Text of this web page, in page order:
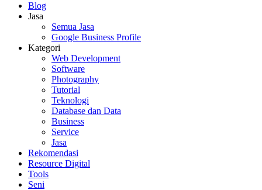
Blog
Jasa
Semua Jasa
Google Business Profile
Kategori
Web Development
Software
Photography
Tutorial
Teknologi
Database dan Data
Business
Service
Jasa
Rekomendasi
Resource Digital
Tools
Seni